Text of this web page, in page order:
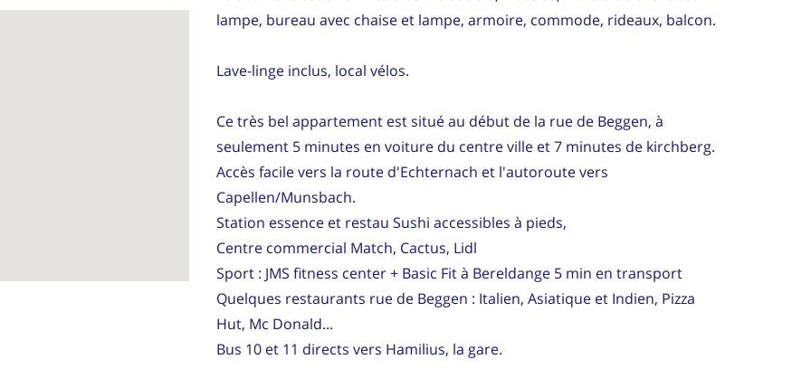
lampe, bureau avec chaise et lampe, armoire, commode, rideaux, balcon.
Lave-linge inclus, local vélos.
Ce très bel appartement est situé au début de la rue de Beggen, à
seulement 5 minutes en voiture du centre ville et 7 minutes de kirchberg.
Accès facile vers la route d'Echternach et l'autoroute vers
Capellen/Munsbach.
Station essence et restau Sushi accessibles à pieds,
Centre commercial Match, Cactus, Lidl
Sport : JMS fitness center + Basic Fit à Bereldange 5 min en transport
Quelques restaurants rue de Beggen : Italien, Asiatique et Indien, Pizza
Hut, Mc Donald...
Bus 10 et 11 directs vers Hamilius, la gare.